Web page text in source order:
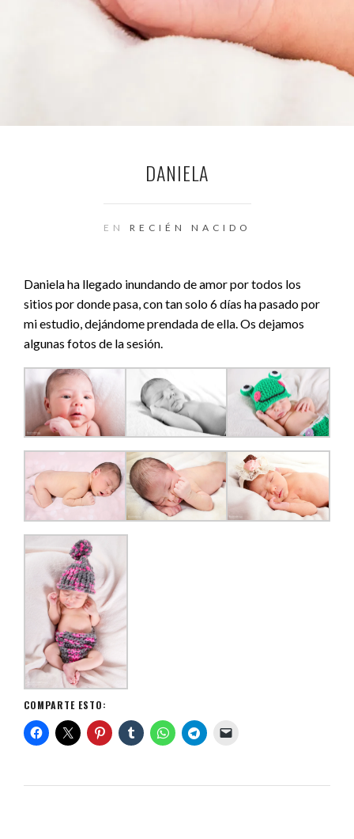
DANIELA
EN RECIÉN NACIDO
Daniela ha llegado inundando de amor por todos los
sitios por donde pasa, con tan solo 6 días ha pasado por
mi estudio, dejándome prendada de ella. Os dejamos
algunas fotos de la sesión.
COMPARTE ESTO: